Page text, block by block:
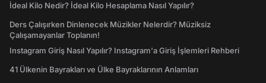
İdeal Kilo Nedir? İdeal Kilo Hesaplama Nasıl Yapılır?
Ders Çalışırken Dinlenecek Müzikler Nelerdir? Müziksiz
Çalışamayanlar Toplanın!
Instagram Giriş Nasıl Yapılır? Instagram'a Giriş İşlemleri Rehberi
41 Ülkenin Bayrakları ve Ülke Bayraklarının Anlamları